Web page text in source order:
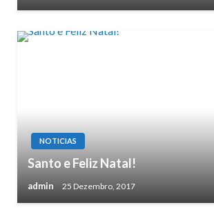
NOTICIAS
Santo e Feliz Natal!
admin 25 Dezembro, 2017